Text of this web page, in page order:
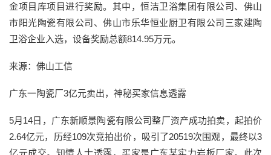
金项目库项目进行奖励。其中，恒洁卫浴集团有限公司、佛山
市阳光陶瓷有限公司、佛山市乐华恒业厨卫有限公司三家建陶
卫浴企业入选，设备奖励总额814.95万元。
来源：佛山工信
广东一陶瓷厂3亿元卖出，神秘买家信息透露
5月14日，广东新顺景陶瓷有限公司整厂资产成功拍卖，起拍价
2.64亿元，历经109次竞拍出价，吸引了20519次围观，最终以3
亿元成交。知情人士透露，买家是广东某实力岩板厂家。此次